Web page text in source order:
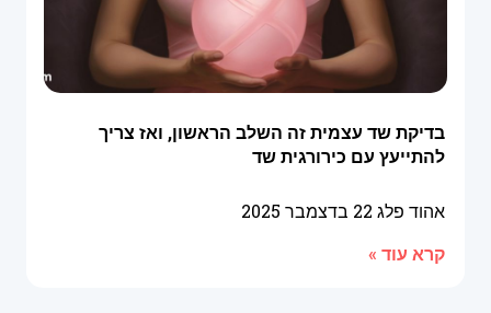
בדיקת שד עצמית זה השלב הראשון, ואז צריך
להתייעץ עם כירורגית שד
אהוד פלג 22 בדצמבר 2025
קרא עוד »